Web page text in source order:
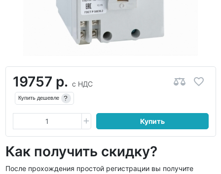
19757 р. с НДС
Купить дешевле ?
Купить
Как получить скидку?
После прохождения простой регистрации вы получите